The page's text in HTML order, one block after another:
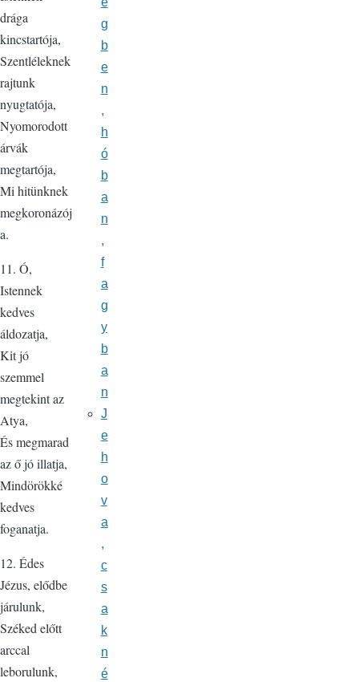
drága
kincstartója,
Szentléleknek
rajtunk
nyugtatója,
Nyomorodott
árvák
megtartója,
Mi hitünknek
megkoronázój
a.
11. Ó,
Istennek
kedves
áldozatja,
Kit jó
szemmel
megtekint az
Atya,
És megmarad
az ő jó illatja,
Mindörökké
kedves
foganatja.
12. Édes
Jézus, elődbe
járulunk,
Széked előtt
arccal
leborulunk,
g
b
e
n
,
h
ó
b
a
n
,
f
a
g
y
b
a
n
J
e
h
o
v
a
,
c
s
a
k
n
é